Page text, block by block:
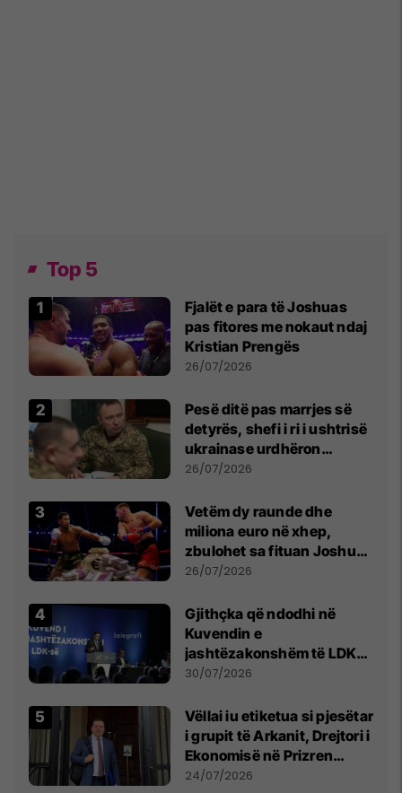
Top 5
Fjalët e para të Joshuas
pas fitores me nokaut ndaj
Kristian Prengës
26/07/2026
Pesë ditë pas marrjes së
detyrës, shefi i ri i ushtrisë
ukrainase urdhëron
kontroll të madh
26/07/2026
Vetëm dy raunde dhe
miliona euro në xhep,
zbulohet sa fituan Joshua
e Prenga
26/07/2026
Gjithçka që ndodhi në
Kuvendin e
jashtëzakonshëm të LDK-
së
30/07/2026
Vëllai iu etiketua si pjesëtar
i grupit të Arkanit, Drejtori i
Ekonomisë në Prizren
mohon pretendimet
24/07/2026